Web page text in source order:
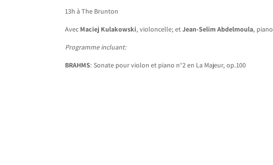
13h à The Brunton
Avec Maciej Kulakowski, violoncelle; etJean-Selim Abdelmoula, piano
Programme incluant:
BRAHMS: Sonate pour violon et piano n°2 en La Majeur, op.100